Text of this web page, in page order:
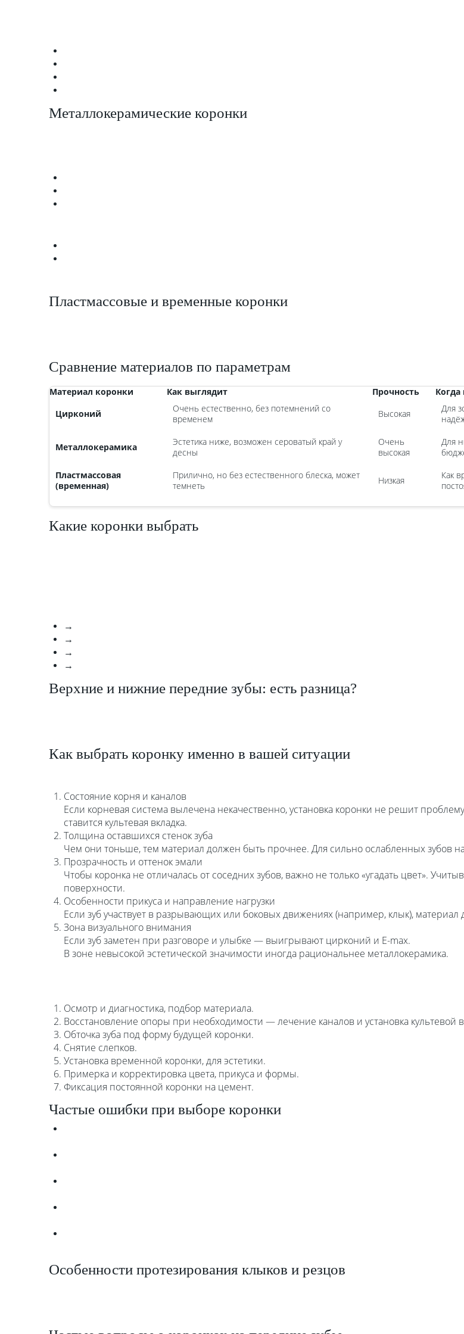
Металлокерамические коронки
Пластмассовые и временные коронки
Сравнение материалов по параметрам
Материал коронки Как выглядит Прочность Когда
Цирконий
Очень естественно, без потемнений со
временем
Высокая
Для
Металлокерамика
Эстетика ниже, возможен сероватый край у
десны
Очень
высокая
Для
Пластмассовая
(временная)
Прилично, но без естественного блеска, может
темнеть
Низкая
Как
Какие коронки выбрать
Нужна максимальная естественность → цирконий
Важно уложиться в бюджет → металлокерамика
Нужно временное решение → пластмассовая коронка
Зуб ослаблен после лечения каналов → сначала — культевая вкладка, затем коронка
Верхние и нижние передние зубы: есть разница?
Как выбрать коронку именно в вашей ситуации
Состояние корня и каналов
Если корневая система вылечена некачественно, установка коронки не решит
ставится культевая вкладка.
Толщина оставшихся стенок зуба
Чем они тоньше, тем материал должен быть прочнее. Для сильно ослабленных зубов
Прозрачность и оттенок эмали
Чтобы коронка не отличалась от соседних зубов, важно не только «угадать цвет».
поверхности.
Особенности прикуса и направление нагрузки
Если зуб участвует в разрывающих или боковых движениях (например, клык), материал
Зона визуального внимания
Если зуб заметен при разговоре и улыбке — выигрывают цирконий и E-max.
В зоне невысокой эстетической значимости иногда рациональнее металлокерамика.
Осмотр и диагностика, подбор материала.
Восстановление опоры при необходимости — лечение каналов и установка культевой
Обточка зуба под форму будущей коронки.
Снятие слепков.
Установка временной коронки, для эстетики.
Примерка и корректировка цвета, прикуса и формы.
Фиксация постоянной коронки на цемент.
Частые ошибки при выборе коронки
Особенности протезирования клыков и резцов